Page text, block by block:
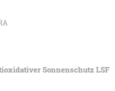
Sonnenschutz LSF